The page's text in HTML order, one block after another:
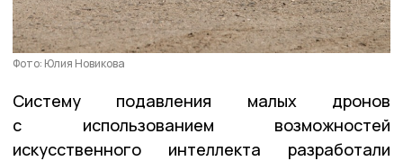
Фото: Юлия Новикова
Систему подавления малых дронов
с использованием возможностей
искусственного интеллекта разработали